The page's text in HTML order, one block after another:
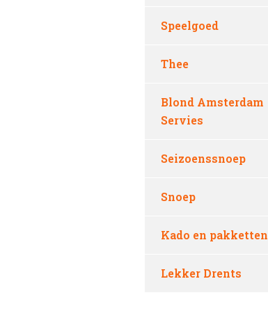
Speelgoed
Thee
Blond Amsterdam
Servies
Seizoenssnoep
Snoep
Kado en pakketten
Lekker Drents